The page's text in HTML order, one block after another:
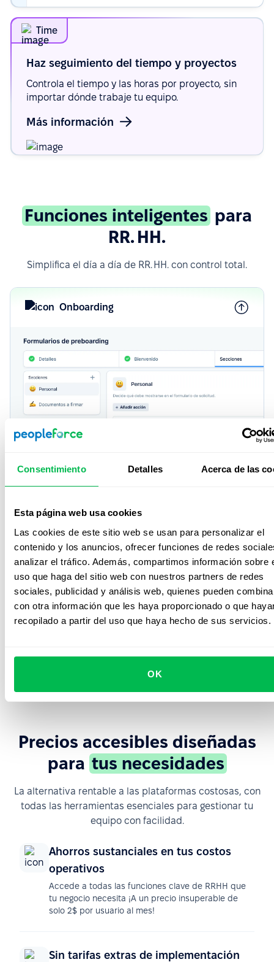
Consentimiento Detalles Acerca de las
Esta página web usa cookies
Las cookies de este sitio web se usan para personalizar el
contenido y los anuncios, ofrecer funciones de redes
analizar el tráfico. Además, compartimos información sobre
uso que haga del sitio web con nuestros partners de redes
sociales, publicidad y análisis web, quienes pueden
con otra información que les haya proporcionado o que
recopilado a partir del uso que haya hecho de sus servicios.
OK
Time
Haz seguimiento del tiempo y proyectos
Controla el tiempo y las horas por proyecto, sin
importar dónde trabaje tu equipo.
Más información
Funciones inteligentes para
RR. HH.
Simplifica el día a día de RR. HH. con control total.
Onboarding
Onboarding & Offboarding
Ofrece experiencias de onboarding y offboarding
asegurando que cada persona se sienta acompañada y
Más información
Workflows
Formularios
Precios accesibles diseñadas
para tus necesidades
La alternativa rentable a las plataformas costosas, con
todas las herramientas esenciales para gestionar tu
equipo con facilidad.
Ahorros sustanciales en tus costos
operativos
Accede a todas las funciones clave de RRHH que
tu negocio necesita ¡A un precio insuperable de
solo 2$ por usuario al mes!
Sin tarifas extras de implementación